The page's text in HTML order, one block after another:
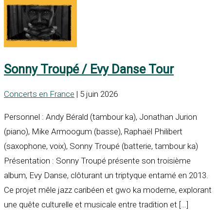
Sonny Troupé / Evy Danse Tour
Concerts en France | 5 juin 2026
Personnel : Andy Bérald (tambour ka), Jonathan Jurion
(piano), Mike Armoogum (basse), Raphaël Philibert
(saxophone, voix), Sonny Troupé (batterie, tambour ka)
Présentation : Sonny Troupé présente son troisième
album, Evy Danse, clôturant un triptyque entamé en 2013.
Ce projet mêle jazz caribéen et gwo ka moderne, explorant
une quête culturelle et musicale entre tradition et […]